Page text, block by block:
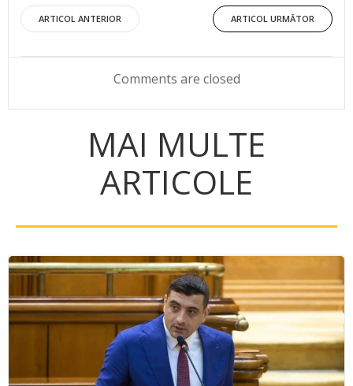
Post
navigation
ARTICOL ANTERIOR
Post
navigation
ARTICOL URMĂTOR
Comments are closed
MAI MULTE
ARTICOLE